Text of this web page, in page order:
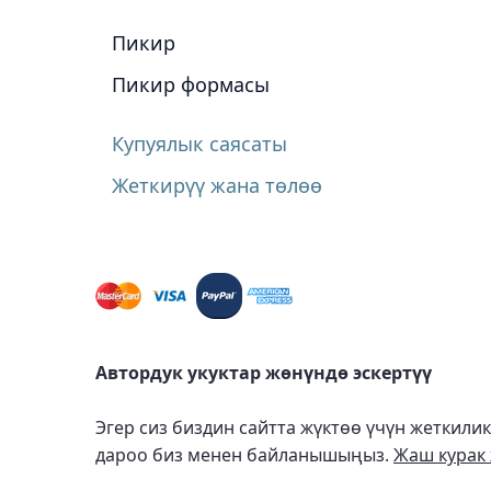
Пикир
Пикир формасы
Купуялык саясаты
Жеткирүү жана төлөө
Автордук укуктар жөнүндө эскертүү
Эгер сиз биздин сайтта жүктөө үчүн
дароо биз менен байланышыңыз. Жаш курак